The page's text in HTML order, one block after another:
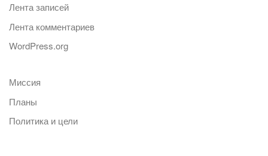
Лента записей
Лента комментариев
WordPress.org
Миссия
Планы
Политика и цели